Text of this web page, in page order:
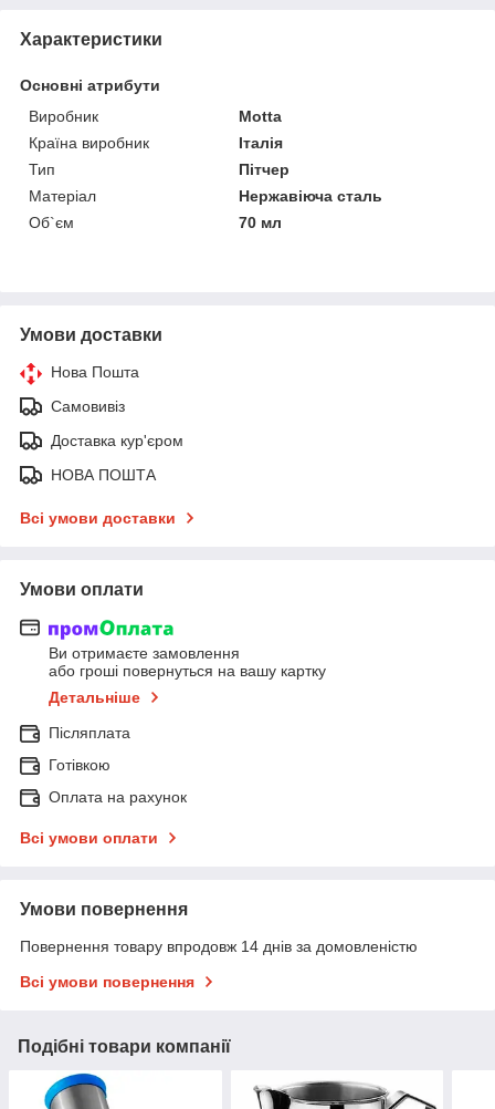
Характеристики
Основні атрибути
Виробник
Motta
Країна виробник
Італія
Тип
Пітчер
Матеріал
Нержавіюча сталь
Об`єм
70 мл
Умови доставки
Нова Пошта
Самовивіз
Доставка кур'єром
НОВА ПОШТА
Всі умови доставки
Умови оплати
Ви отримаєте замовлення
або гроші повернуться на вашу картку
Детальніше
Післяплата
Готівкою
Оплата на рахунок
Всі умови оплати
Умови повернення
Повернення товару впродовж 14 днів за домовленістю
Всі умови повернення
Подібні товари компанії